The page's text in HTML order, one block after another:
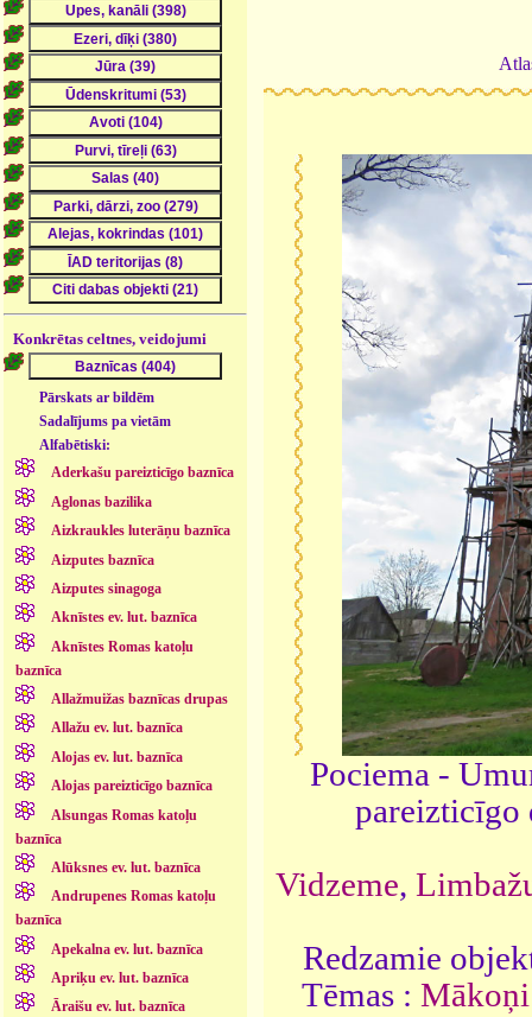
Konkrētas celtnes, veidojumi
Pārskats ar bildēm
Sadalījums pa vietām
Alfabētiski:
Aderkašu pareizticīgo baznīca
Aglonas bazilika
Aizkraukles luterāņu baznīca
Aizputes baznīca
Aizputes sinagoga
Aknīstes ev. lut. baznīca
Aknīstes Romas katoļu
baznīca
Allažmuižas baznīcas drupas
Allažu ev. lut. baznīca
Alojas ev. lut. baznīca
Alojas pareizticīgo baznīca
Alsungas Romas katoļu
baznīca
Alūksnes ev. lut. baznīca
Andrupenes Romas katoļu
baznīca
Apekalna ev. lut. baznīca
Apriķu ev. lut. baznīca
Āraišu ev. lut. baznīca
Pociema -
pareizticīgo
Vidzeme,
Redzamie
Tēmas : Mākoņi